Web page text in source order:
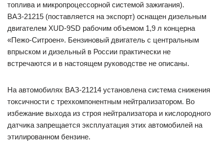
топлива и микропроцессорной системой зажигания).
ВАЗ-21215 (поставляется на экспорт) оснащен дизельным
двигателем XUD-9SD рабочим объемом 1,9 л концерна
«Пежо-Ситроен». Бензиновый двигатель с центральным
впрыском и дизельный в России практически не
встречаются и в настоящем руководстве не описаны.
На автомобилях ВАЗ-21214 установлена система снижения
токсичности с трехкомпонентным нейтрализатором. Во
избежание выхода из строя нейтрализатора и кислородного
датчика запрещается эксплуатация этих автомобилей на
этилированном бензине.